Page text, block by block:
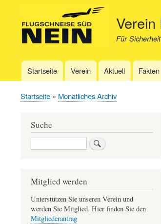
Für
Hauptnavigation
Startseite Verein Aktuell Fakten
Pfadnavigation
Startseite Monatliches Archiv
Suche
Suche
Mitglied werden
Unterstützen Sie unseren Verein und
werden Sie Mitglied. Hier finden Sie den
Mitgliederantrag